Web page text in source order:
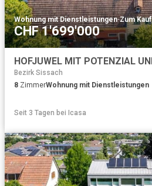
Wohnung mit Dienstleistungen·Zum Kauf
CHF 1'699'000
Bezirk Sissach
8 ZimmerWohnung mit Dienstleistungen
Seit 3 Tagen bei Icasa